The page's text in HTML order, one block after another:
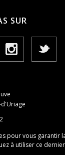
SUR
pour vous garantir
à utiliser ce